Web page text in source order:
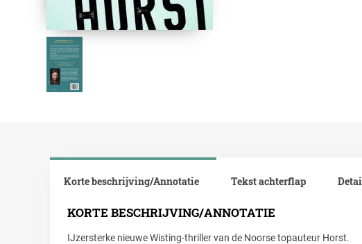
Korte beschrijving/Annotatie
KORTE BESCHRIJVING/ANNOTATIE
IJzersterke nieuwe Wisting-thriller van de Noorse topauteur Horst.
Tekst achterflap